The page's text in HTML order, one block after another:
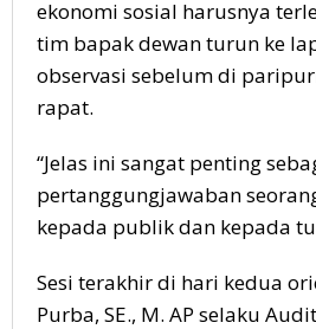
ekonomi sosial harusnya
tim bapak dewan turun ke
observasi sebelum di
rapat.
“Jelas ini sangat penting
pertanggungjawaban
kepada publik dan kepada
Sesi terakhir di hari kedua
Purba, SE., M. AP selaku